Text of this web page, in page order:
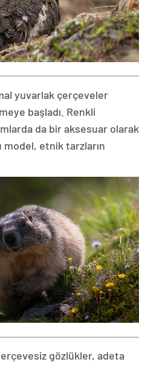
yuvarlak çerçeveler
başladı. Renkli
da bir aksesuar olarak
model, etnik tarzların
gözlükler, adeta